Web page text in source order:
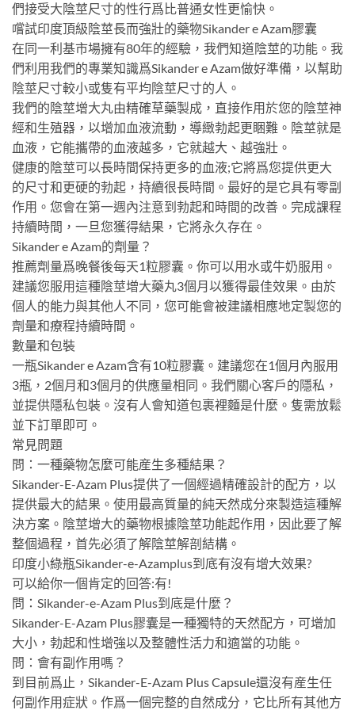
們接受大陰莖尺寸的性行爲比普通女性更愉快。
嚐試印度頂級陰莖長而強壯的藥物Sikander e Azam膠囊
在同一利基市場擁有80年的經驗，我們知道陰莖的功能。我
們利用我們的專業知識爲Sikander e Azam做好準備，以幫助
陰莖尺寸較小或隻有平均陰莖尺寸的人。
我們的陰莖增大丸由精確草藥製成，直接作用於您的陰莖神
經和生殖器，以增加血液流動，導緻勃起更睏難。陰莖就是
血液，它能攜帶的血液越多，它就越大、越強壯。
健康的陰莖可以長時間保持更多的血液;它將爲您提供更大
的尺寸和更硬的勃起，持續很長時間。最好的是它具有零副
作用。您會在第一週內注意到勃起和時間的改善。完成課程
持續時間，一旦您獲得結果，它將永久存在。
Sikander e Azam的劑量？
推薦劑量爲晚餐後每天1粒膠囊。你可以用水或牛奶服用。
建議您服用這種陰莖增大藥丸3個月以獲得最佳效果。由於
個人的能力與其他人不同，您可能會被建議相應地定製您的
劑量和療程持續時間。
數量和包裝
一瓶Sikander e Azam含有10粒膠囊。建議您在1個月內服用
3瓶，2個月和3個月的供應量相同。我們關心客戶的隱私，
並提供隱私包裝。沒有人會知道包裹裡麵是什麼。隻需放鬆
並下訂單即可。
常見問題
問：一種藥物怎麼可能産生多種結果？
Sikander-E-Azam Plus提供了一個經過精確設計的配方，以
提供最大的結果。使用最高質量的純天然成分來製造這種解
決方案。陰莖增大的藥物根據陰莖功能起作用，因此要了解
整個過程，首先必須了解陰莖解剖結構。
印度小綠瓶Sikander-e-Azamplus到底有沒有增大效果?
可以給你一個肯定的回答:有!
問：Sikander-e-Azam Plus到底是什麼？
Sikander-E-Azam Plus膠囊是一種獨特的天然配方，可增加
大小，勃起和性增強以及整體性活力和適當的功能。
問：會有副作用嗎？
到目前爲止，Sikander-E-Azam Plus Capsule還沒有産生任
何副作用症狀。作爲一個完整的自然成分，它比所有其他方